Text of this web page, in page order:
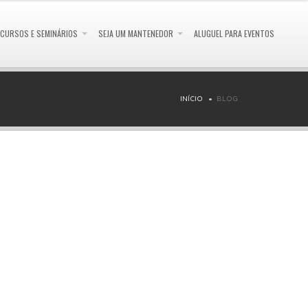
CURSOS E SEMINÁRIOS SEJA UM MANTENEDOR ALUGUEL PARA EVENTOS
INÍCIO BLOG